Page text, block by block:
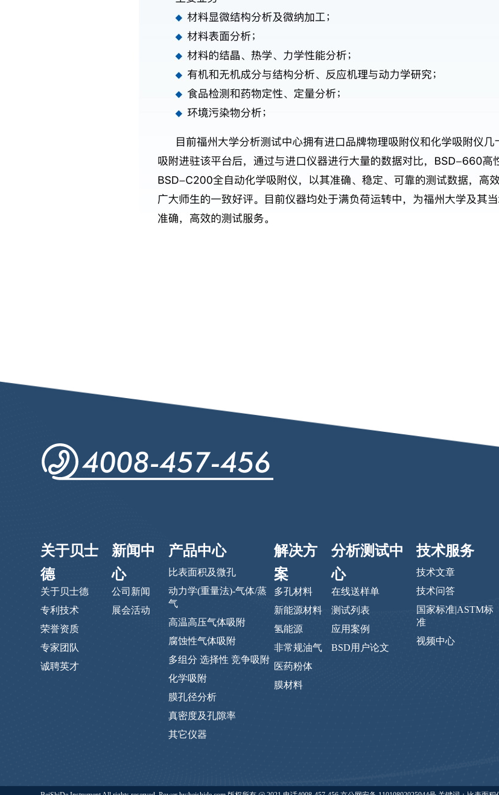
关于贝士
德
关于贝士德
专利技术
荣誉资质
专家团队
诚聘英才
新闻中
心
公司新闻
展会活动
产品中心
比表面积及微孔
动力学(重量法)-气体/蒸
气
高温高压气体吸附
腐蚀性气体吸附
多组分 选择性 竞争吸附
化学吸附
膜孔径分析
真密度及孔隙率
其它仪器
解决方
案
多孔材料
新能源材料
氢能源
非常规油气
医药粉体
膜材料
分析测试中
心
在线送样单
测试列表
应用案例
BSD用户论文
技术服务
技术文章
技术问答
国家标准|ASTM标
准
视频中心